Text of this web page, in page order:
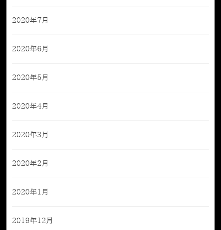
2020年7月
2020年6月
2020年5月
2020年4月
2020年3月
2020年2月
2020年1月
2019年12月